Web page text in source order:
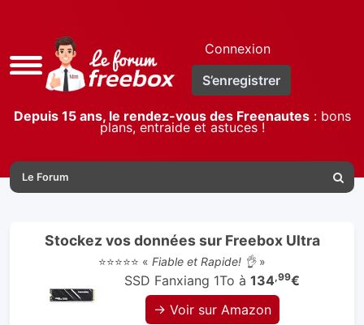
Accès
rapide
Connexion
S’enregistrer
Depuis 15 ans, le rendez-vous des Freenautes: bons
plans, entraide et astuces !
Le Forum
Stockez vos données sur Freebox Ultra
⭐⭐⭐⭐⭐ « Fiable et Rapide! 👌»
SSD Fanxiang 1To à 134,99€
→ Voir sur Amazon